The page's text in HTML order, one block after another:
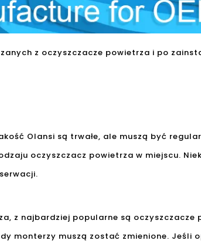
z oczyszczacze powietrza i po
Olansi są trwałe, ale muszą być
oczyszczacz powietrza w miejscu.
z najbardziej popularne są oczyszczacze
monterzy muszą zostać zmienione. Jeśli